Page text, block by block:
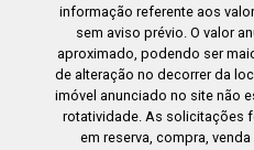
informação referente aos
sem aviso prévio. O valor
aproximado, podendo ser
de alteração no decorrer da
imóvel anunciado no site não
rotatividade. As solicitações
em reserva, compra,